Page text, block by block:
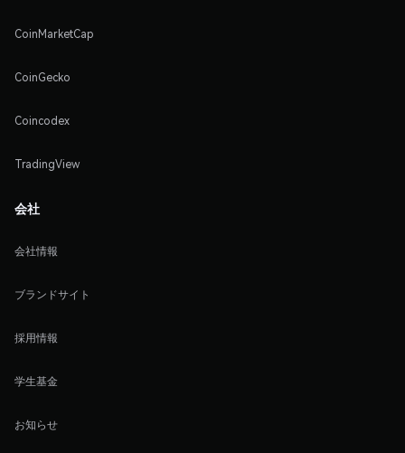
CoinMarketCap
CoinGecko
Coincodex
TradingView
会社
会社情報
ブランドサイト
採用情報
学生基金
お知らせ